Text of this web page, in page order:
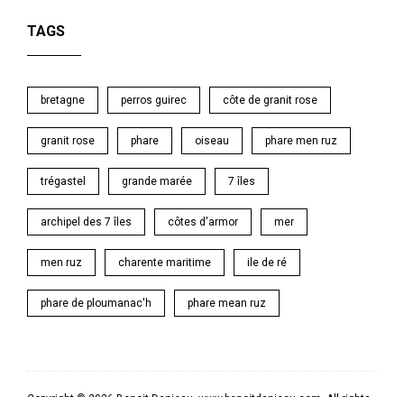
TAGS
bretagne perros guirec côte de granit rose
granit rose phare oiseau phare men ruz
trégastel grande marée 7 îles
archipel des 7 îles côtes d'armor mer
men ruz charente maritime ile de ré
phare de ploumanac'h phare mean ruz